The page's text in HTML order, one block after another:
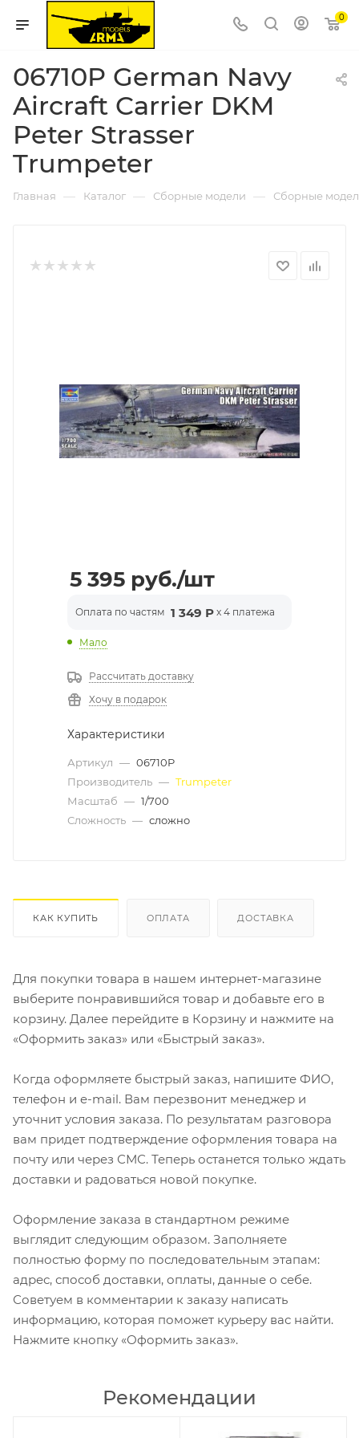
0
06710P German Navy
Aircraft Carrier DKM
Peter Strasser
Trumpeter
Главная — Каталог — Сборные модели — Сборные
5 395 руб./шт
Оплата по частям 1 349 Р x 4 платежа
Мало
Рассчитать доставку
Хочу в подарок
Характеристики
Артикул — 06710P
Производитель — Trumpeter
Масштаб — 1/700
Сложность — сложно
КАК КУПИТЬ ОПЛАТА ДОСТАВКА
Для покупки товара в нашем интернет-магазине
выберите понравившийся товар и добавьте его в
корзину. Далее перейдите в Корзину и нажмите на
«Оформить заказ» или «Быстрый заказ».
Когда оформляете быстрый заказ, напишите ФИО,
телефон и e-mail. Вам перезвонит менеджер и
уточнит условия заказа. По результатам разговора
вам придет подтверждение оформления товара на
почту или через СМС. Теперь останется только ждать
доставки и радоваться новой покупке.
Оформление заказа в стандартном режиме
выглядит следующим образом. Заполняете
полностью форму по последовательным этапам:
адрес, способ доставки, оплаты, данные о себе.
Советуем в комментарии к заказу написать
информацию, которая поможет курьеру вас найти.
Нажмите кнопку «Оформить заказ».
Рекомендации